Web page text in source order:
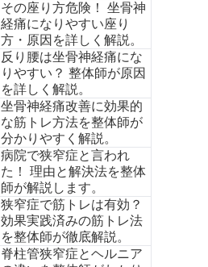
その座り方危険！ 坐骨神
経痛になりやすい座り
方・原因を詳しく解説。
反り腰は坐骨神経痛にな
りやすい？ 整体師が原因
を詳しく解説。
坐骨神経痛改善に効果的
な筋トレ方法を整体師が
分かりやすく解説。
病院で狭窄症と言われ
た！ 理由と解決法を整体
師が解説します。
狭窄症で筋トレは有効？
効果実践済みの筋トレ法
を整体師が徹底解説。
脊柱管狭窄症とヘルニア